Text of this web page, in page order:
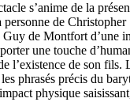
s’anime de la
personne de Christopher
de Montfort d’une
une touche
l’existence de son fils.
phrasés précis du
physique